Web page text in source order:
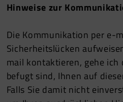
Hinweise zur
Die Kommunikation per e-
Sicherheitslücken
mail kontaktieren, gehe ich
befugt sind, Ihnen auf
Falls Sie damit nicht